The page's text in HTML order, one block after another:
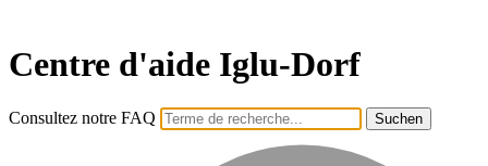
Centre d'aide Iglu-Dorf
Consultez notre FAQ